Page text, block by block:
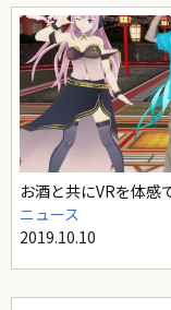
お酒と共にVRを体
ニュース
2019.10.10